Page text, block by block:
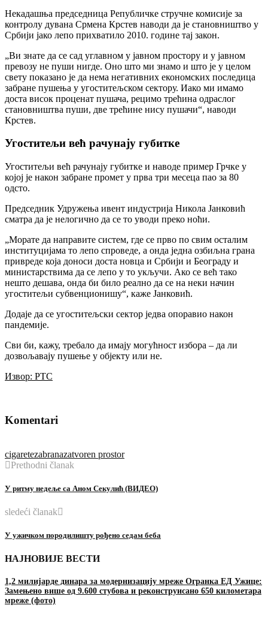
Некадашња председница Републичке стручне комисије за
контролу дувана Срмена Крстев наводи да је становништво у
Србији јако лепо прихватило 2010. године тај закон.
„Ви знате да се сад углавном у јавном простору и у јавном
превозу не пуши нигде. Оно што ми знамо и што је у целом
свету показано је да нема негативних економских последица
забране пушења у угоститељском сектору. Иако ми имамо
доста висок проценат пушача, рецимо трећина одраслог
становништва пуши, две трећине нису пушачи“, наводи
Крстев.
Угоститељи већ рачунају губитке
Угоститељи већ рачунају губитке и наводе пример Грчке у
којој је након забране промет у прва три месеца пао за 80
одсто.
Председник Удружења ивент индустрија Никола Јанковић
сматра да је нелогично да се то уводи преко ноћи.
„Морате да направите систем, где се прво по свим осталим
институцијама то лепо спроведе, а онда једна озбиљна грана
привреде која доноси доста новца и Србији и Београду и
министарствима да се лепо у то укључи. Ако се већ тако
нешто дешава, онда би било реално да се на неки начин
угоститељи субвенционишу“, каже Јанковић.
Додаје да се угоститељски сектор једва опоравио након
пандемије.
Сви би, кажу, требало да имају могућност избора – да ли
дозвољавају пушење у објекту или не.
Извор: РТС
Komentari
cigaretezabranazatvoren prostor
Prethodni članak
У ритму недеље са Аном Секулић (ВИДЕО)
sledeći članak
У ужичком породилишту рођенo седам беба
НАЈНОВИЈЕ ВЕСТИ
1,2 милијарде динара за модернизацију мреже Огранка ЕД Ужице:
Замењено више од 9.600 стубова и реконструисано 650 километара
мреже (фото)